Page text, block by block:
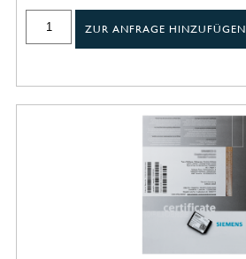
ZUR ANFRAGE HINZUFÜGEN